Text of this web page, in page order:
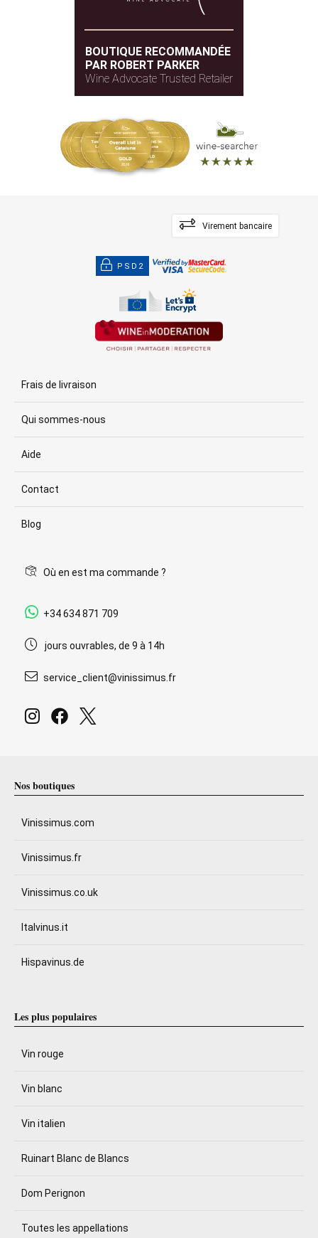
BOUTIQUE RECOMMANDÉE
PAR ROBERT PARKER
Wine Advocate Trusted Retailer
Virement bancaire
PSD2
Frais de livraison
Qui sommes-nous
Aide
Contact
Blog
Où en est ma commande ?
+34 634 871 709
jours ouvrables, de 9 à 14h
service_client@vinissimus.fr
Nos boutiques
Vinissimus.com
Vinissimus.fr
Vinissimus.co.uk
Italvinus.it
Hispavinus.de
Les plus populaires
Vin rouge
Vin blanc
Vin italien
Ruinart Blanc de Blancs
Dom Perignon
Toutes les appellations